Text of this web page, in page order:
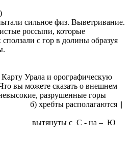
сильное физ. Выветривание.
россыпи, которые
с гор в долины образуя
реки – курумы.
Карту Урала и орографическую
вы можете сказать о внешнем
разрушенные горы
||
с С - на – Ю